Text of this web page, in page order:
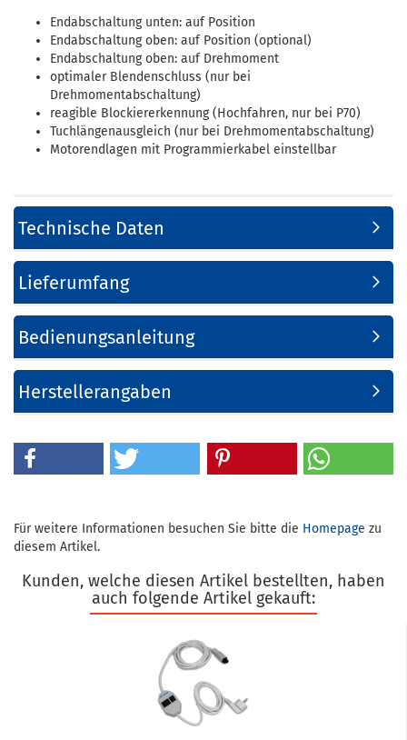
Endabschaltung unten: auf Position
Endabschaltung oben: auf Position (optional)
Endabschaltung oben: auf Drehmoment
optimaler Blendenschluss (nur bei
Drehmomentabschaltung)
reagible Blockiererkennung (Hochfahren, nur bei P70)
Tuchlängenausgleich (nur bei Drehmomentabschaltung)
Motorendlagen mit Programmierkabel einstellbar
Technische Daten
Lieferumfang
Bedienungsanleitung
Herstellerangaben
Für weitere Informationen besuchen Sie bitte die Homepage zu
diesem Artikel.
Kunden, welche diesen Artikel bestellten, haben
auch folgende Artikel gekauft: